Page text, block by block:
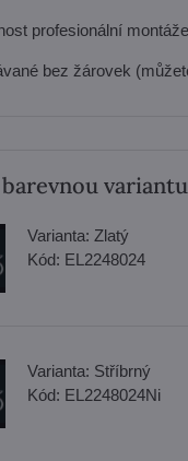
profesionální
bez žárovek
variantu
Varianta: Zlatý
Kód: EL2248024
Varianta: Stříbrný
Kód: EL2248024Ni